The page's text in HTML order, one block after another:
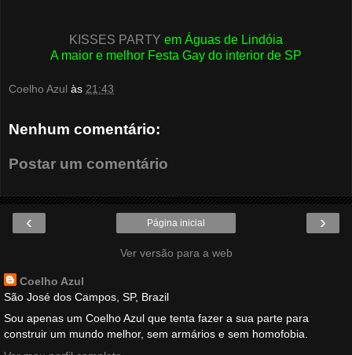
KISSES PARTY em Águas de Lindóia
A maior e melhor Festa Gay do interior de SP
Coelho Azul às 21:43
Nenhum comentário:
Postar um comentário
‹ ›
Página inicial
Ver versão para a web
Coelho Azul
São José dos Campos, SP, Brazil
Sou apenas um Coelho Azul que tenta fazer a sua parte para
construir um mundo melhor, sem armários e sem homofobia.